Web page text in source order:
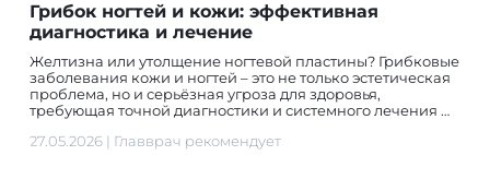
Грибок ногтей и кожи: эффективная
диагностика и лечение
Желтизна или утолщение ногтевой пластины? Грибковые
заболевания кожи и ногтей – это не только эстетическая
проблема, но и серьёзная угроза для здоровья,
требующая точной диагностики и системного лечения …
27.05.2026| Главврач рекомендует